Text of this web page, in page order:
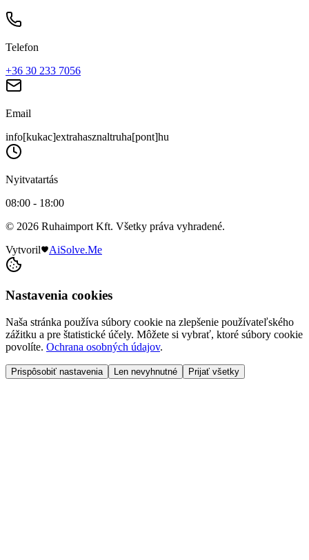
Telefon
+36 30 233 7056
Email
info[kukac]extrahasznaltruha[pont]hu
Nyitvatartás
08:00 - 18:00
© 2026 Ruhaimport Kft. Všetky práva vyhradené.
Vytvoril
AiSolve.Me
Nastavenia cookies
Naša stránka používa súbory cookie na zlepšenie používateľského
zážitku a pre štatistické účely. Môžete si vybrať, ktoré súbory cookie
povolíte. Ochrana osobných údajov.
Prispôsobiť nastavenia Len nevyhnutné Prijať všetky